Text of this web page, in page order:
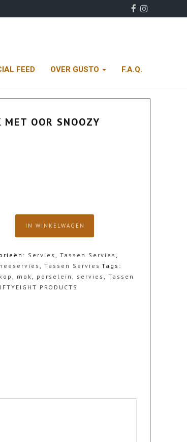
FEED OVER GUSTO F.A.Q.
MET OOR SNOOZY
IN WINKELWAGEN
Servies Tassen Servies
Tassen Servies Tags:
mok porselein servies
Tassen
PRODUCTS